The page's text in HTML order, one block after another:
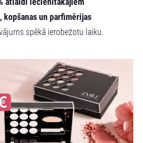
kopšanas un parfimērijas
spēkā ierobežotu laiku.